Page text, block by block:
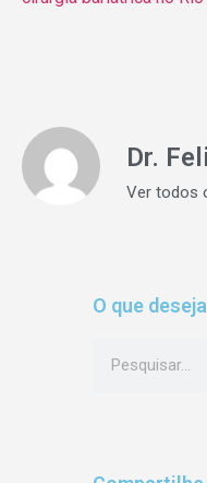
Dr.
Ver todos
O que